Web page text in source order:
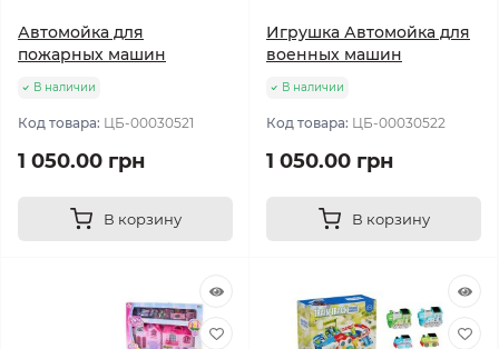
Автомойка для
пожарных машин
В наличии
Код товара: ЦБ-00030521
1 050.00 грн
В корзину
Игрушка Автомойка для
военных машин
В наличии
Код товара: ЦБ-00030522
1 050.00 грн
В корзину